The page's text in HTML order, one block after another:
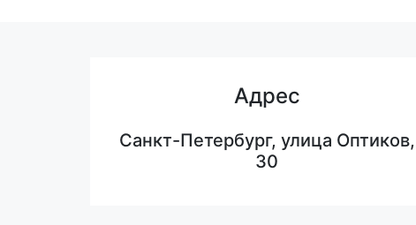
Адрес
Санкт-Петербург, улица Оптиков,
30